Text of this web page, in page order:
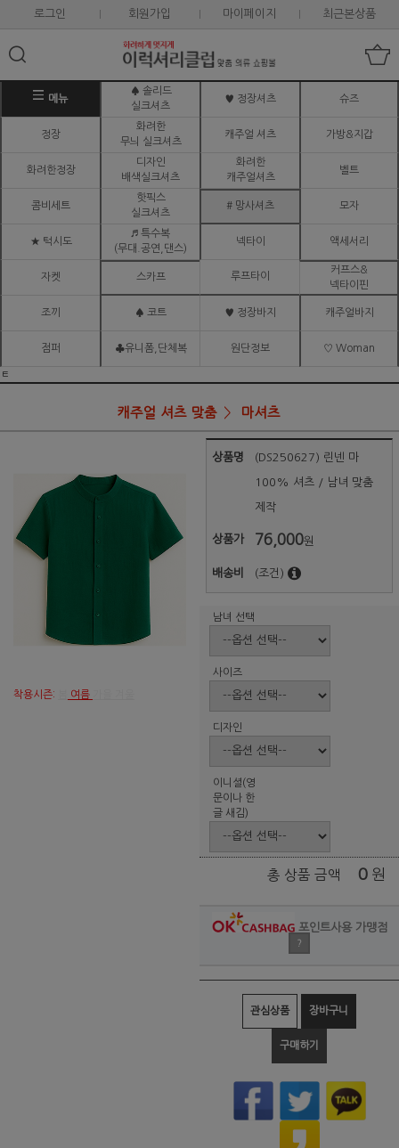
로그인 회원가입 마이페이지 최근본상품
메뉴
♠ 솔리드
실크셔츠
♥ 정장셔츠 슈즈
정장
화려한
무늬 실크셔츠
캐주얼 셔츠 가방&지갑
화려한정장
디자인
배색실크셔츠
화려한
캐주얼셔츠
벨트
콤비세트
핫픽스
실크셔츠
# 망사셔츠 모자
★ 턱시도
♬ 특수복
(무대.공연,댄스)
넥타이 액세서리
자켓 스카프 루프타이
커프스&
넥타이핀
조끼 ♠ 코트 ♥ 정장바지 캐주얼바지
점퍼 ♣유니폼,단체복 원단정보 ♡ Woman
ㅌ
캐주얼 셔츠 맞춤 마셔츠
착용시즌: 여름
상품명 (DS250627) 린넨 마
100% 셔츠 / 남녀 맞춤
제작
상품가 76,000원
배송비 (조건)
남녀 선택
사이즈
디자인
이니셜(영
문이나 한
글 새김)
총 상품 금액 0 원
포인트사용 가맹점
?
관심상품 장바구니
구매하기